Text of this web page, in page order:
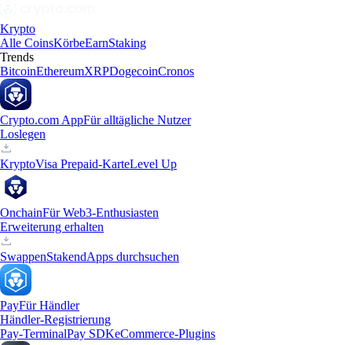
Krypto
Alle CoinsKörbeEarnStaking
Trends
BitcoinEthereumXRPDogecoinCronos
Crypto.com AppFür alltägliche Nutzer
Loslegen
KryptoVisa Prepaid-KarteLevel Up
OnchainFür Web3-Enthusiasten
Erweiterung erhalten
SwappenStakendApps durchsuchen
PayFür Händler
Händler-Registrierung
Pay-TerminalPay SDKeCommerce-Plugins